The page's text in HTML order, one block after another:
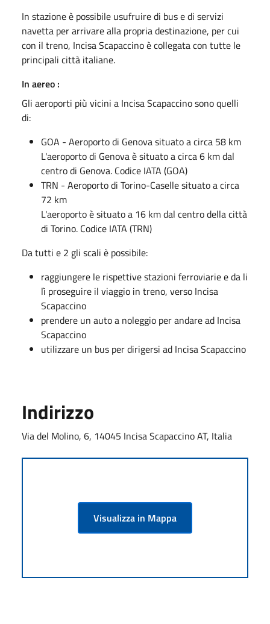
In stazione è possibile usufruire di bus e di servizi
navetta per arrivare alla propria destinazione, per cui
con il treno, Incisa Scapaccino è collegata con tutte le
principali città italiane.
In aereo :
Gli aeroporti più vicini a Incisa Scapaccino sono quelli
di:
GOA - Aeroporto di Genova situato a circa 58 km
L'aeroporto di Genova è situato a circa 6 km dal
centro di Genova. Codice IATA (GOA)
TRN - Aeroporto di Torino-Caselle situato a circa
72 km
L'aeroporto è situato a 16 km dal centro della città
di Torino. Codice IATA (TRN)
Da tutti e 2 gli scali è possibile:
raggiungere le rispettive stazioni ferroviarie e da li
lì proseguire il viaggio in treno, verso Incisa
Scapaccino
prendere un auto a noleggio per andare ad Incisa
Scapaccino
utilizzare un bus per dirigersi ad Incisa Scapaccino
Indirizzo
Via del Molino, 6, 14045 Incisa Scapaccino AT, Italia
Visualizza in Mappa